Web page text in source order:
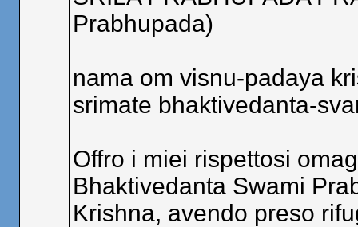
Prabhupada)
nama om visnu-padaya
srimate bhaktivedanta-
Offro i miei rispettosi
Bhaktivedanta Swami
Krishna, avendo preso